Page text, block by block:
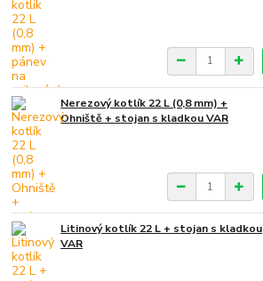
Nerezový kotlík 22 L (0,8 mm) +
Ohniště + stojan s kladkou VAR
Litinový kotlík 22 L + stojan s kladkou
VAR